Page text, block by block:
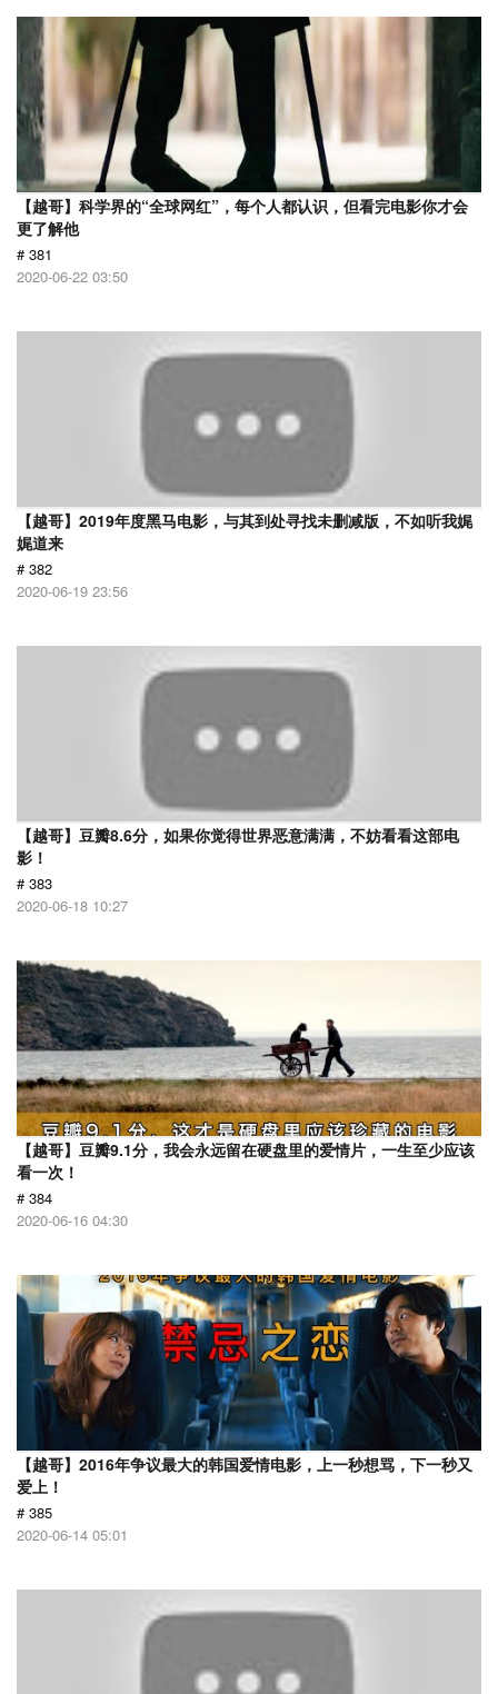
【越哥】科学界的“全球网红”，每个人都认识，但看完电影你才会
更了解他
# 381
2020-06-22 03:50
【越哥】2019年度黑马电影，与其到处寻找未删减版，不如听我娓
娓道来
# 382
2020-06-19 23:56
【越哥】豆瓣8.6分，如果你觉得世界恶意满满，不妨看看这部电
影！
# 383
2020-06-18 10:27
【越哥】豆瓣9.1分，我会永远留在硬盘里的爱情片，一生至少应该
看一次！
# 384
2020-06-16 04:30
【越哥】2016年争议最大的韩国爱情电影，上一秒想骂，下一秒又
爱上！
# 385
2020-06-14 05:01